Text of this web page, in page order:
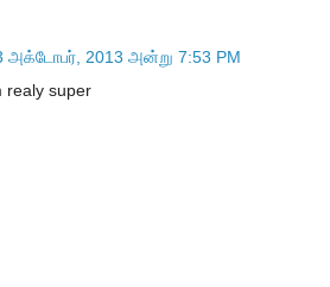
அக்டோபர், 2013 அன்று 7:53 PM
realy super